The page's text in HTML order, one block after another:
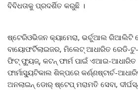
ବିବିଧତାକୁ ପ୍ରଦର୍ଶିତ କରୁଛି ।
ଷ୍ଟେରିଓଭିଜନ କ୍ୟାମେରା, ଭର୍ଚୁଆଲ ରିଆଲିଟି
ବାୟୋଫର୍ଟିଲାଇଜର, ମିଲେଟ୍ ଆଧାରିତ ରେଡି-
ଫିଟ୍ ଫ୍ୟୁଜ୍‌, କଟନ୍ ଫାର୍ମ ପାଇଁ ଏଆଇ-
ଫାର୍ମାସ୍ୟୁଟିକାଲ ଶିଳ୍ପରେ କର୍ଣ୍ଣଷ୍ଟାର୍ଚ-
ଅନଲାଇନ୍ ଡୋର୍ ଷ୍ଟେପ୍ ମରାମତି ସେବା,